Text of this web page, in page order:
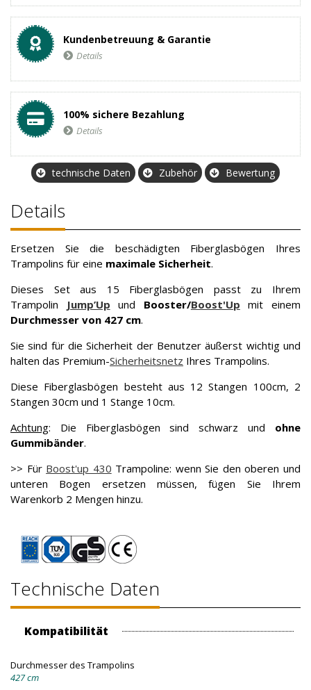
Kundenbetreuung & Garantie
Details
100% sichere Bezahlung
Details
technische Daten Zubehör Bewertung
Details
Ersetzen Sie die beschädigten Fiberglasbögen Ihres
Trampolins für eine maximale Sicherheit.
Dieses Set aus 15 Fiberglasbögen passt zu Ihrem
Trampolin
Jump’Up und Booster/Boost'Up
mit einem
Durchmesser von 427 cm.
Sie sind für die Sicherheit der Benutzer äußerst wichtig und
halten das Premium-Sicherheitsnetz Ihres Trampolins.
Diese Fiberglasbögen besteht aus 12 Stangen 100cm, 2
Stangen 30cm und 1 Stange 10cm.
Achtung: Die Fiberglasbögen sind schwarz und ohne
Gummibänder.
>> Für Boost'up 430 Trampoline: wenn Sie den oberen und
unteren Bogen ersetzen müssen, fügen Sie Ihrem
Warenkorb 2 Mengen hinzu.
Technische Daten
Kompatibilität
Durchmesser des Trampolins
427 cm